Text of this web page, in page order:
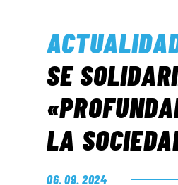
SE
LA
06. 09. 2024